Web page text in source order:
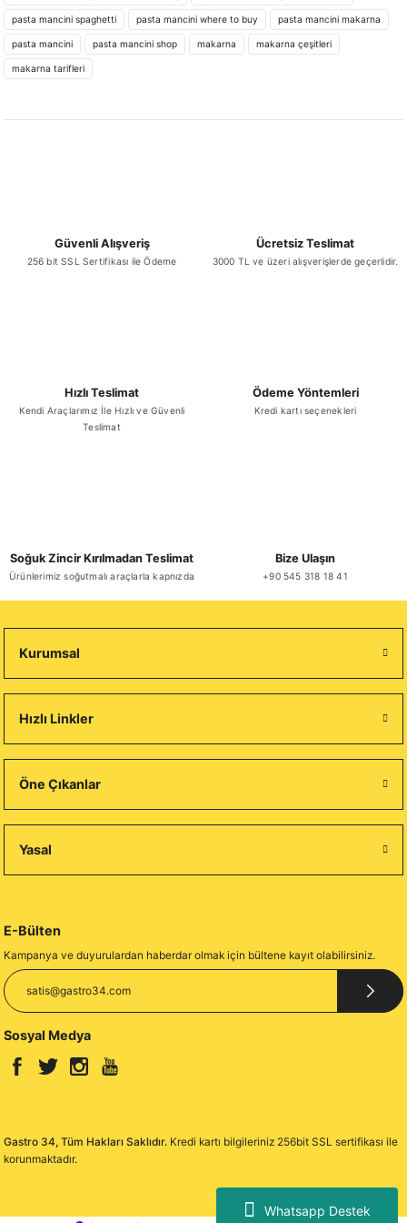
Whatsapp Destek
Ürün bilgilerinde hatalar bulunuyor.
Ürün fiyatı diğer sitelerden daha pahalı.
Bu ürüne benzer farklı alternatifler olmalı.
₺ 4.827,11
₺ 4.827,11
Pasta Mancini Spaghettoni Makarna 500 Gr x 12 Adet
Sepete Ekle
pasta mancini spaghetti pasta mancini where to buy pasta mancini makarna
pasta mancini pasta mancini shop makarna makarna çeşitleri
makarna tarifleri
Güvenli Alışveriş
256 bit SSL Sertifikası ile Ödeme
Ücretsiz Teslimat
3000 TL ve üzeri alışverişlerde geçerlidir.
Hızlı Teslimat
Kendi Araçlarımız İle Hızlı ve Güvenli
Teslimat
Ödeme Yöntemleri
Kredi kartı seçenekleri
Soğuk Zincir Kırılmadan Teslimat
Ürünlerimiz soğutmalı araçlarla kapnızda
Bize Ulaşın
+90 545 318 18 41
Kurumsal
Hızlı Linkler
Öne Çıkanlar
Yasal
E-Bülten
Kampanya ve duyurulardan haberdar olmak için bültene kayıt olabilirsiniz.
Sosyal Medya
Gastro 34, Tüm Hakları Saklıdır. Kredi kartı bilgileriniz 256bit SSL sertifikası ile
korunmaktadır.